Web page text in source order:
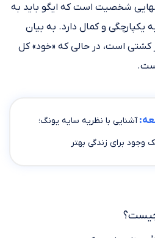
شخصیت است که ایگو باید به
و کمال دارد. به بیان
است، در حالی که «خود» کل
آشنایی با نظریه سایه یونگ؛
وجود برای زندگی بهتر
چیست؟